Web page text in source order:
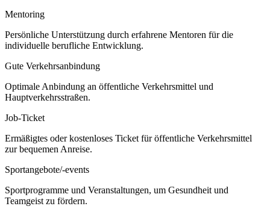
Mentoring
Persönliche Unterstützung durch erfahrene Mentoren für die
individuelle berufliche Entwicklung.
Gute Verkehrsanbindung
Optimale Anbindung an öffentliche Verkehrsmittel und
Hauptverkehrsstraßen.
Job-Ticket
Ermäßigtes oder kostenloses Ticket für öffentliche Verkehrsmittel
zur bequemen Anreise.
Sportangebote/-events
Sportprogramme und Veranstaltungen, um Gesundheit und
Teamgeist zu fördern.